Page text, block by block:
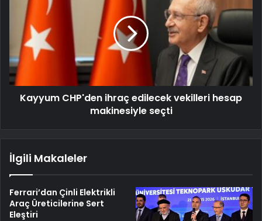
Kayyum CHP'den ihraç edilecek vekilleri hesap
makinesiyle seçti
İlgili Makaleler
Ferrari’dan Çinli Elektrikli
Araç Üreticilerine Sert
Eleştiri